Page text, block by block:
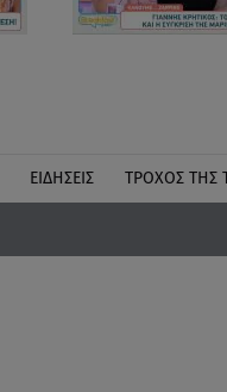
ΕΙΔΉΣΕΙΣ ΤΡΟΧΌΣ ΤΗΣ